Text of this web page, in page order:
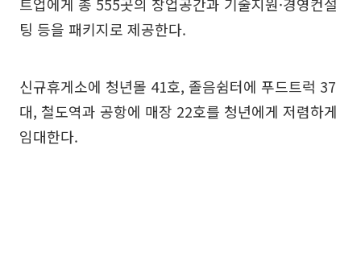
팅 등을 패키지로 제공한다.
신규휴게소에 청년몰 41호, 졸음쉼터에 푸드트럭 37
대, 철도역과 공항에 매장 22호를 청년에게 저렴하게
임대한다.